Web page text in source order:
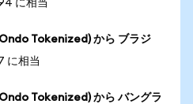
に相当
Tokenized) から ブラジ
に相当
Tokenized) から バングラ